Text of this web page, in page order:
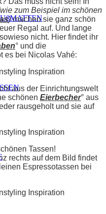
zum Beispiel im schönen
) machen sie ganz schön
Regal auf. Und lange
nicht. Hier findet ihr
° und die
es bei Nicolas Vahé:
aus der Einrichtungswelt
schönen Eierbecher° aus
rausgeholt und sie auf
Tassen!
rechts auf dem Bild findet
Espressotassen bei